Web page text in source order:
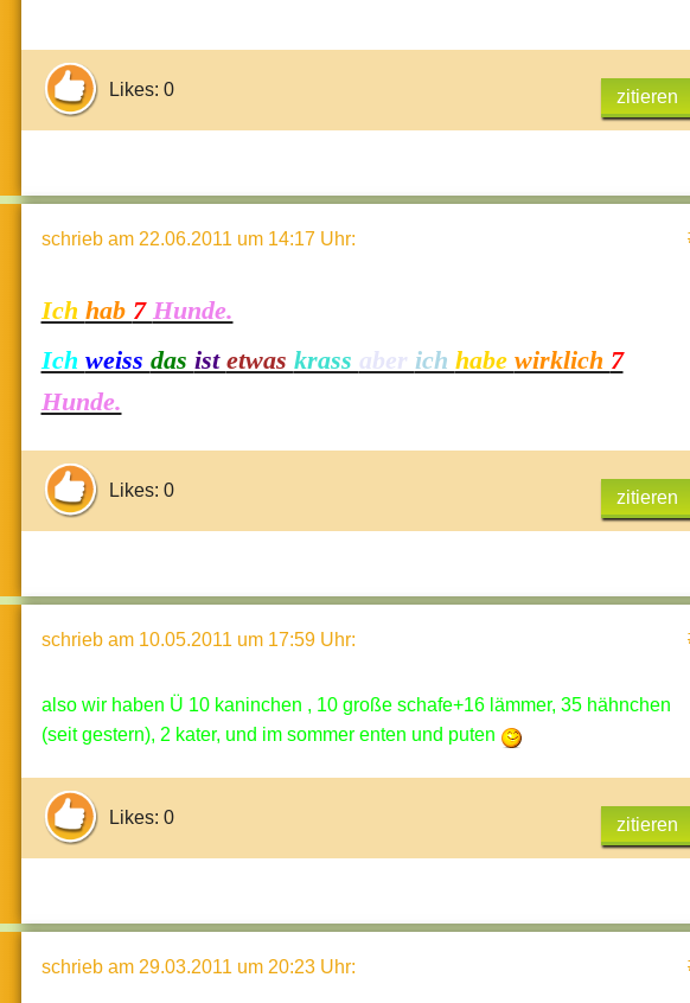
Likes: 0 zitieren
schrieb am 22.06.2011 um 14:17 Uhr:
Ich hab 7 Hunde.
Ich weiss das ist etwas krass aber ich habe wirklich 7
Hunde.
Likes: 0 zitieren
schrieb am 10.05.2011 um 17:59 Uhr:
also wir haben Ü 10 kaninchen , 10 große schafe+16 lämmer, 35 hähnchen
(seit gestern), 2 kater, und im sommer enten und puten
Likes: 0 zitieren
schrieb am 29.03.2011 um 20:23 Uhr: